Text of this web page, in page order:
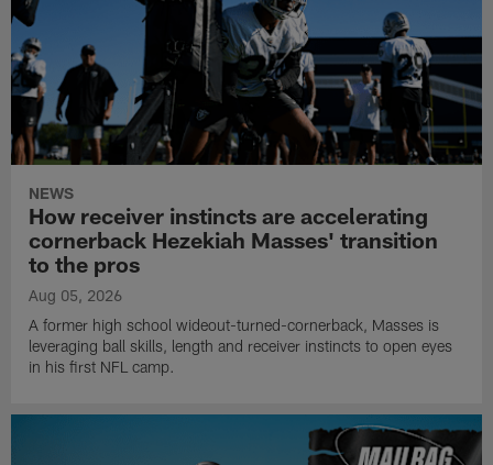
NEWS
How receiver instincts are accelerating
cornerback Hezekiah Masses' transition
to the pros
Aug 05, 2026
A former high school wideout-turned-cornerback, Masses is
leveraging ball skills, length and receiver instincts to open eyes
in his first NFL camp.